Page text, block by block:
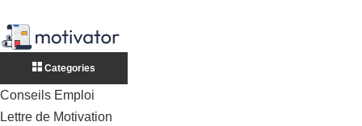
Categories
Conseils Emploi
Lettre de Motivation